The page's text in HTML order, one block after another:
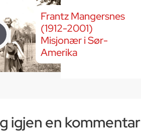
Frantz Mangersnes
(1912-2001)
Misjonær i Sør-
Amerika
igjen en kommentar